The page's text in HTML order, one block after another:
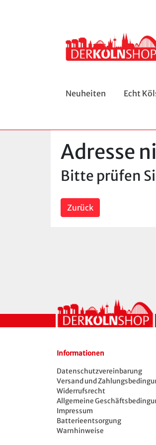
Neuheiten Echt
Adresse
Bitte prüfen
Zurück
Informationen
Datenschutzvereinbarung
Versand und
Widerrufsrecht
Allgemeine
Impressum
Batterieentsorgung
Warnhinweise